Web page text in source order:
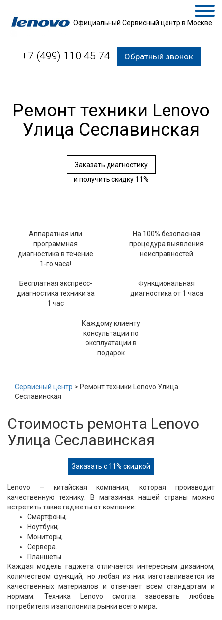
Официальный Сервисный центр в Москве
+7 (499) 110 45 74 Обратный звонок
Ремонт техники Lenovo
Улица Сеславинская
Заказать диагностику
и получить скидку 11%
Аппаратная или
программная
диагностика в течение
1-го часа!
На 100% безопасная
процедура выявления
неисправностей
Бесплатная экспресс-
диагностика техники за
1 час
Функциональная
диагностика от 1 часа
Каждому клиенту
консультации по
эксплуатации в
подарок
Сервисный центр > Ремонт техники Lenovo Улица
Сеславинская
Стоимость ремонта Lenovo
Улица Сеславинская
Заказать с 11% скидкой
Lenovo – китайская компания, которая производит
качественную технику. В магазинах нашей страны можно
встретить такие гаджеты от компании:
Смартфоны;
Ноутбуки;
Мониторы;
Сервера;
Планшеты.
Каждая модель гаджета отличается интересным дизайном,
количеством функций, но любая из них изготавливается из
качественных материалов и отвечает всем стандартам и
нормам. Техника Lenovo смогла завоевать любовь
потребителя и заполонила рынки всего мира.